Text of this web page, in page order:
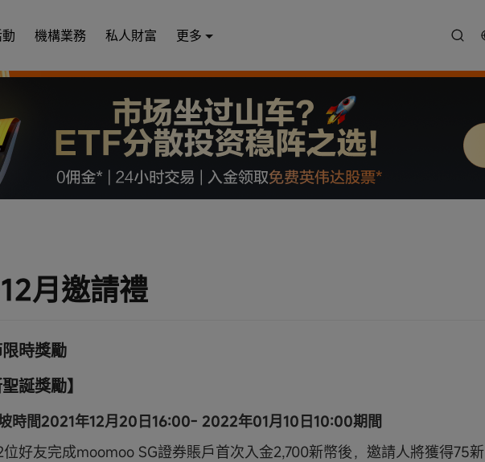
機構業務 私人財富 更多
月邀請禮
時獎勵
聖誕獎勵】
時間2021年12月20日16:00- 2022年01月10日10:00期間
位好友完成moomoo SG證券賬戶首次入金2,700新幣後，邀請人將獲得75新